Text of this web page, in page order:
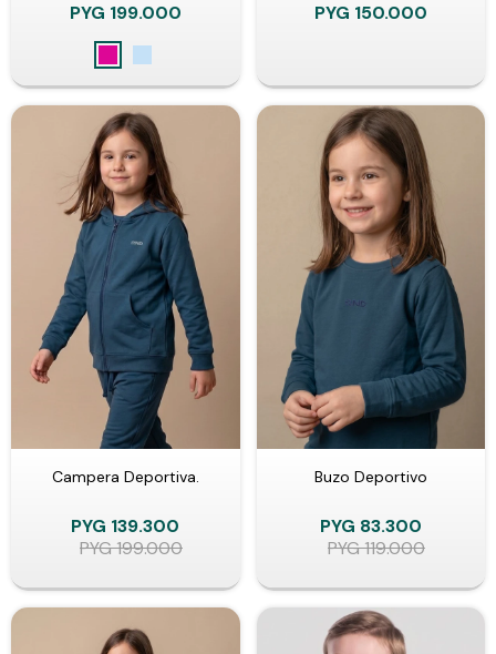
PYG 199.000 PYG 150.000
Campera Deportiva.
PYG 139.300
PYG199.000
Buzo Deportivo
PYG 83.300
PYG119.000